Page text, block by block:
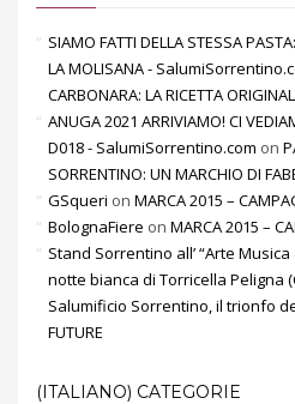
SIAMO FATTI DELLA STESSA
LA MOLISANA -
CARBONARA: LA RICETTA
ANUGA 2021 ARRIVIAMO! CI
D018 - SalumiSorrentino.com on
SORRENTINO: UN MARCHIO DI
GSqueri on MARCA 2015 –
BolognaFiere on MARCA 2015 –
Stand Sorrentino all’ “Arte
notte bianca di Torricella Peligna
Salumificio Sorrentino, il trionfo
FUTURE
(ITALIANO) CATEGORIE